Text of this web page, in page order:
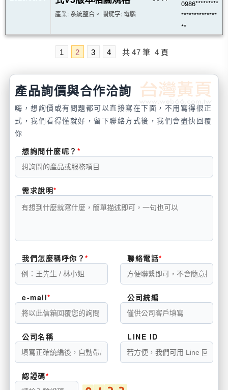
產業: 系統整合。 關鍵字: 電腦
0986*********
**************
**
1 2 3 4 共 47 筆 4 頁
產品詢價與合作洽詢
嗨，想詢價或有問題都可以直接寫在下面，不用寫得很正
式，我們看得懂就好，留下聯絡方式後，我們會盡快回覆
你
想詢問什麼呢？
需求說明
我們怎麼稱呼你？ 聯絡電話
e-mail 公司統編
公司名稱 LINE ID
認證碼